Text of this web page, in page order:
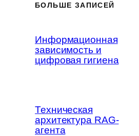
БОЛЬШЕ ЗАПИСЕЙ
Информационная
зависимость и
цифровая гигиена
Техническая
архитектура RAG-
агента